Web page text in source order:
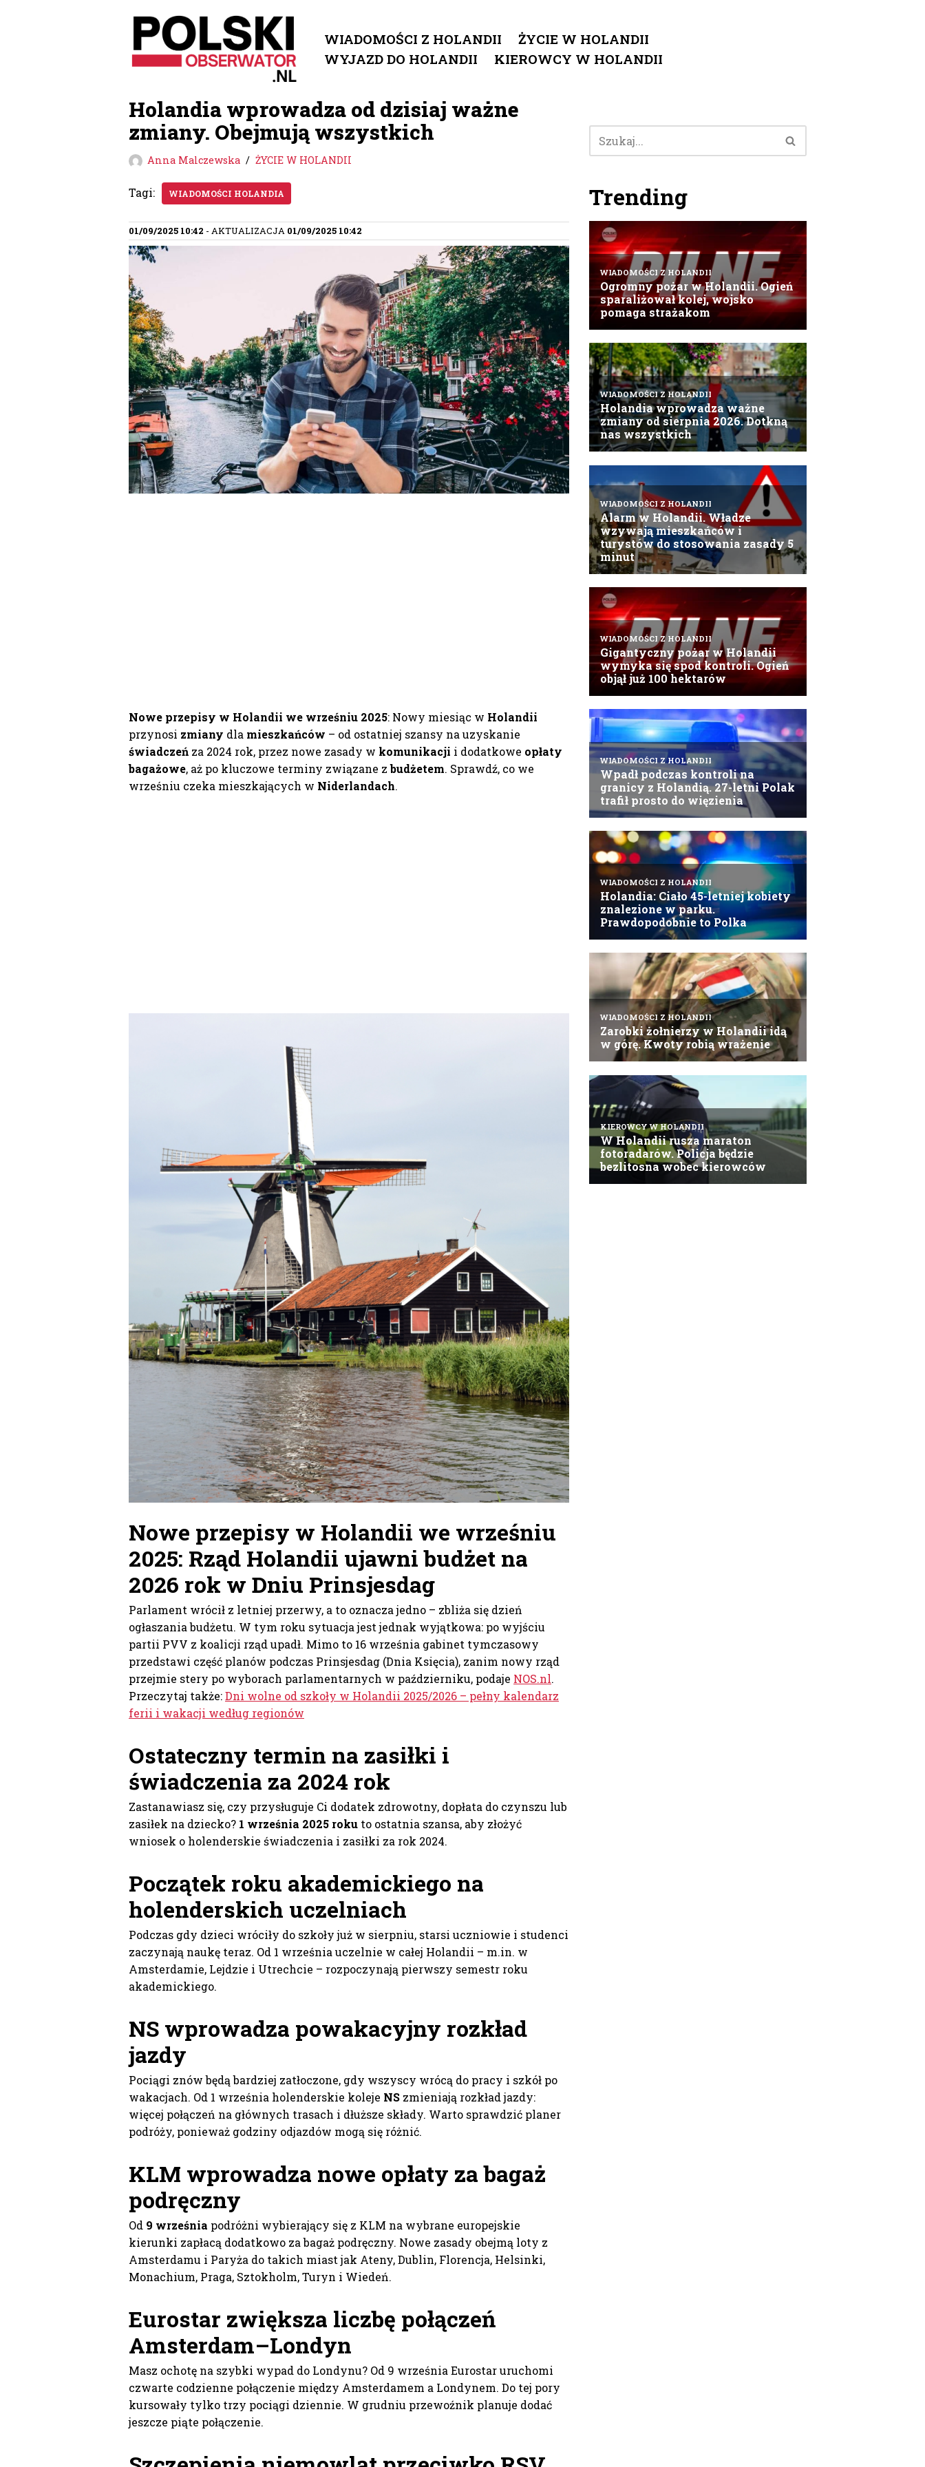
Przejdź
do
WIADOMOŚCI Z HOLANDII
ŻYCIE W HOLANDII
WYJAZD DO HOLANDII
KIEROWCY W HOLANDII
Holandia wprowadza od dzisiaj ważne
zmiany. Obejmują wszystkich
Anna Malczewska ŻYCIE W HOLANDII
Tagi: WIADOMOŚCI HOLANDIA
01/09/2025 10:42 - AKTUALIZACJA 01/09/2025 10:42
Nowe przepisy w Holandii we wrześniu 2025: Nowy miesiąc w Holandii
przynosi zmiany dla mieszkańców – od ostatniej szansy na uzyskanie
świadczeń za 2024 rok, przez nowe zasady w komunikacji i dodatkowe opłaty
bagażowe, aż po kluczowe terminy związane zbudżetem. Sprawdź, co we
wrześniu czeka mieszkających w Niderlandach.
Nowe przepisy w Holandii we wrześniu
2025: Rząd Holandii ujawni budżet na
2026 rok w Dniu Prinsjesdag
Parlament wrócił z letniej przerwy, a to oznacza jedno – zbliża się dzień
ogłaszania budżetu. W tym roku sytuacja jest jednak wyjątkowa: po wyjściu
partii PVV z koalicji rząd upadł. Mimo to 16 września gabinet tymczasowy
przedstawi część planów podczas Prinsjesdag (Dnia Księcia), zanim nowy rząd
przejmie stery po wyborach parlamentarnych w październiku, podaje NOS.nl.
Przeczytaj także:Dni wolne od szkoły w Holandii 2025/2026 – pełny kalendarz
ferii i wakacji według regionów
Ostateczny termin na zasiłki i
świadczenia za 2024 rok
Zastanawiasz się, czy przysługuje Ci dodatek zdrowotny, dopłata do czynszu lub
zasiłek na dziecko? 1 września 2025 roku to ostatnia szansa, aby złożyć
wniosek o holenderskie świadczenia i zasiłki za rok 2024.
Początek roku akademickiego na
holenderskich uczelniach
Podczas gdy dzieci wróciły do szkoły już w sierpniu, starsi uczniowie i studenci
zaczynają naukę teraz. Od 1 września uczelnie w całej Holandii – m.in. w
Amsterdamie, Lejdzie i Utrechcie – rozpoczynają pierwszy semestr roku
akademickiego.
NS wprowadza powakacyjny rozkład
jazdy
Pociągi znów będą bardziej zatłoczone, gdy wszyscy wrócą do pracy i szkół po
wakacjach. Od 1 września holenderskie koleje NS zmieniają rozkład jazdy:
więcej połączeń na głównych trasach i dłuższe składy. Warto sprawdzić planer
podróży, ponieważ godziny odjazdów mogą się różnić.
KLM wprowadza nowe opłaty za bagaż
podręczny
Od 9 września podróżni wybierający się z KLM na wybrane europejskie
kierunki zapłacą dodatkowo za bagaż podręczny. Nowe zasady obejmą loty z
Amsterdamu i Paryża do takich miast jak Ateny, Dublin, Florencja, Helsinki,
Monachium, Praga, Sztokholm, Turyn i Wiedeń.
Eurostar zwiększa liczbę połączeń
Amsterdam–Londyn
Masz ochotę na szybki wypad do Londynu? Od 9 września Eurostar uruchomi
czwarte codzienne połączenie między Amsterdamem a Londynem. Do tej pory
kursowały tylko trzy pociągi dziennie. W grudniu przewoźnik planuje dodać
jeszcze piąte połączenie.
Trending